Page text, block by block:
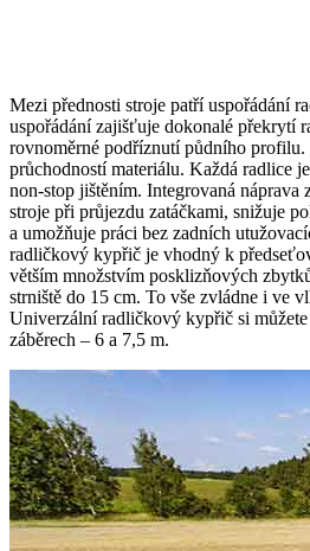
Mezi přednosti stroje patří uspořádání
uspořádání zajišťuje dokonalé překrytí
rovnoměrné podříznutí půdního
průchodností materiálu. Každá radlice
non-stop jištěním. Integrovaná náprava
stroje při průjezdu zatáčkami, snižuje
a umožňuje práci bez zadních
radličkový kypřič je vhodný k
větším množstvím posklizňových
strniště do 15 cm. To vše zvládne i ve
Univerzální radličkový kypřič si
záběrech – 6 a 7,5 m.